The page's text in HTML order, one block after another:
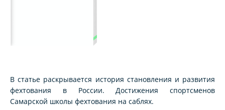
В статье раскрывается история становления и развития
фехтования в России. Достижения спортсменов
Самарской школы фехтования на саблях.